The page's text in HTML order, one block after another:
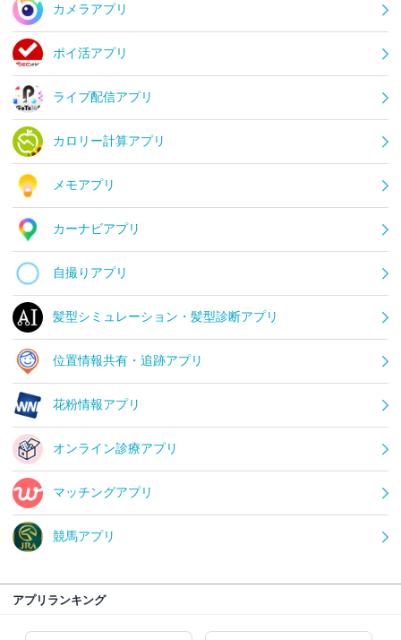
カメラアプリ
ポイ活アプリ
ライブ配信アプリ
カロリー計算アプリ
メモアプリ
カーナビアプリ
自撮りアプリ
髪型シミュレーション・髪型診断アプリ
位置情報共有・追跡アプリ
花粉情報アプリ
オンライン診療アプリ
マッチングアプリ
競馬アプリ
アプリランキング